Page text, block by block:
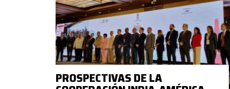
PROSPECTIVAS DE LA